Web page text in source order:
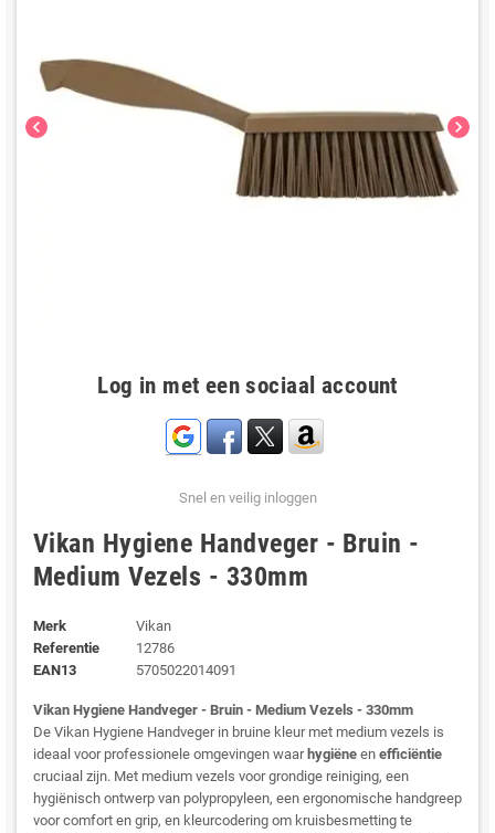
chevron_left chevron_right
Log in met een sociaal account
Snel en veilig inloggen
Vikan Hygiene Handveger - Bruin -
Medium Vezels - 330mm
Merk
Vikan
Referentie
12786
EAN13
5705022014091
Vikan Hygiene Handveger - Bruin - Medium Vezels - 330mm
De Vikan Hygiene Handveger in bruine kleur met medium vezels is
ideaal voor professionele omgevingen waar hygiëne en efficiëntie
cruciaal zijn. Met medium vezels voor grondige reiniging, een
hygiënisch ontwerp van polypropyleen, een ergonomische handgreep
voor comfort en grip, en kleurcodering om kruisbesmetting te